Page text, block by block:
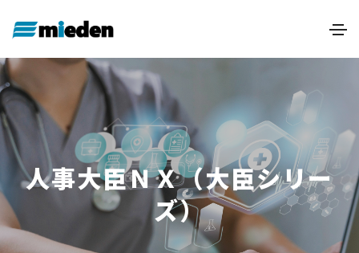
人事大臣ＮＸ（大臣シリー
ズ）